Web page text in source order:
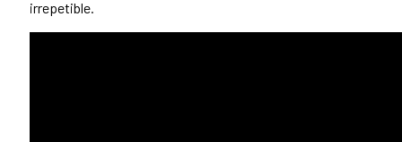
irrepetible.